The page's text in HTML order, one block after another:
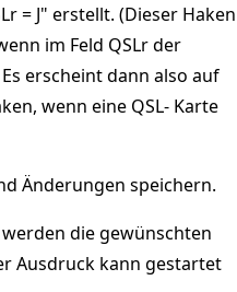
= J" erstellt. (Dieser Haken
im Feld QSLr der
erscheint dann also auf
wenn eine QSL- Karte
Änderungen speichern.
werden die gewünschten
Ausdruck kann gestartet